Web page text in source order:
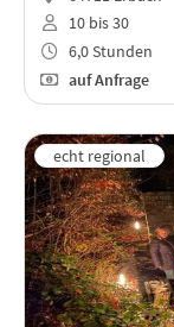
10 bis 30
6,0 Stunden
auf Anfrage